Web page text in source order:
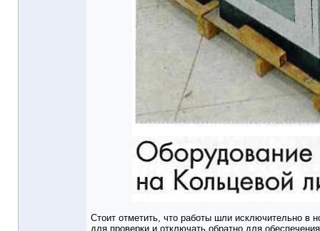
Стоит отметить, что работы шли исключительно в
для проверки и отключать обратно для